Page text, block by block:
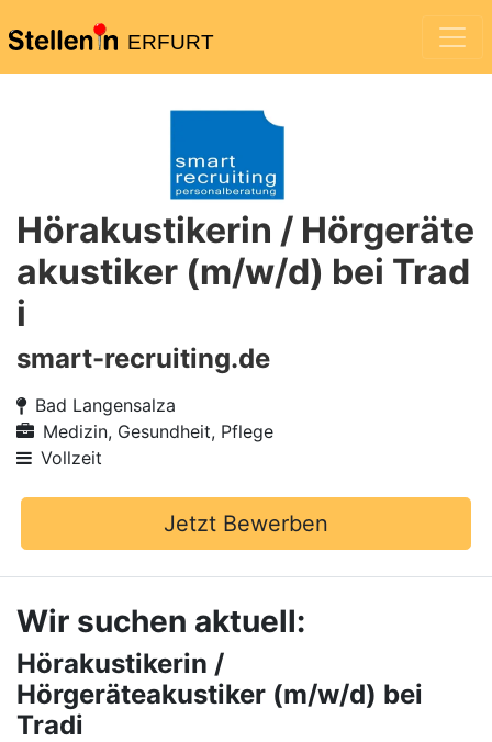
ERFURT
Hörakustikerin / Hörgeräte
akustiker (m/w/d) bei Trad
i
smart-recruiting.de
Bad Langensalza
Medizin, Gesundheit, Pflege
Vollzeit
Jetzt Bewerben
Wir suchen aktuell:
Hörakustikerin /
Hörgeräteakustiker (m/w/d) bei
Tradi